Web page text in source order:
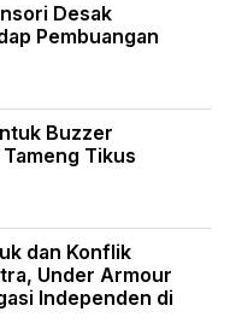
Desak
Pembuangan
Buzzer
Tikus
dan Konflik
Under Armour
Independen di